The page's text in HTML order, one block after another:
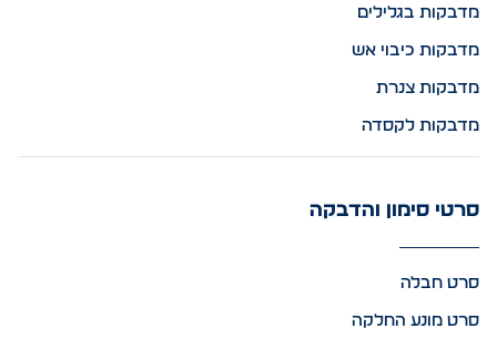
מדבקות בגלילים
מדבקות כיבוי אש
מדבקות צנרת
מדבקות לקסדה
סרטי סימון והדבקה
סרט חבלה
סרט מונע החלקה